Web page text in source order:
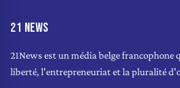
21 NEWS
21News est un média belge francophone
liberté, l'entrepreneuriat et la pluralité